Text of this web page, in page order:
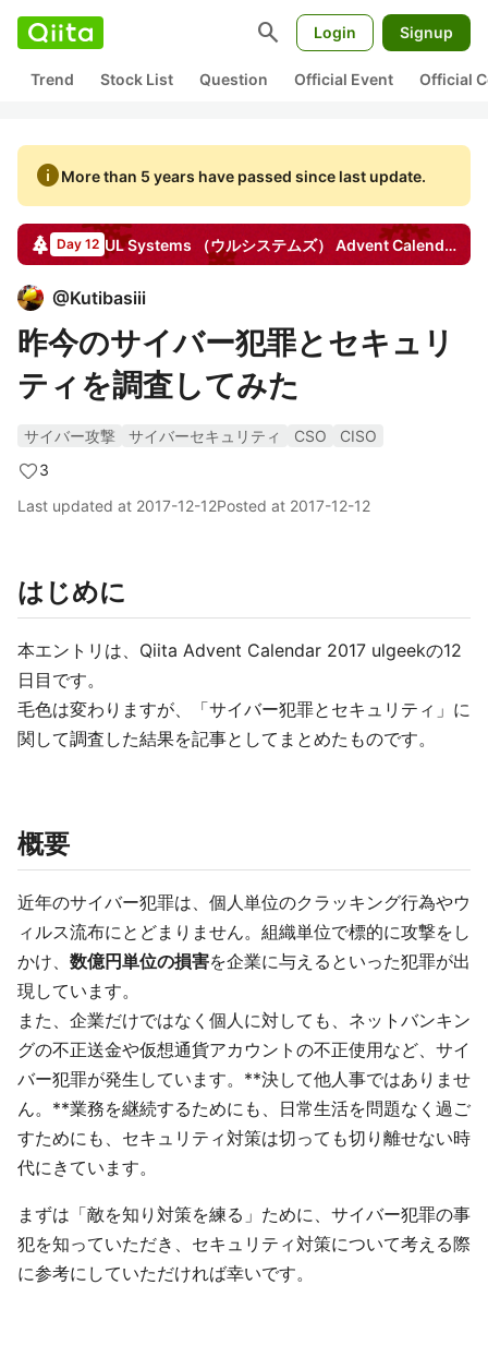
search Login Signup
Trend Stock List Question Official Event Official
infoMore than 5 years have passed since last update.
Day 12 UL Systems （ウルシステムズ） Advent Calendar
@Kutibasiii
昨今のサイバー犯罪とセキュリ
ティを調査してみた
サイバー攻撃 サイバーセキュリティ CSO
CISO
3
Last updated at 2017-12-12Posted at 2017-12-12
はじめに
本エントリは、Qiita Advent Calendar 2017 ulgeekの12
日目です。
毛色は変わりますが、「サイバー犯罪とセキュリティ」に
関して調査した結果を記事としてまとめたものです。
概要
近年のサイバー犯罪は、個人単位のクラッキング行為やウ
ィルス流布にとどまりません。組織単位で標的に攻撃をし
かけ、 数億円単位の損害を企業に与えるといった犯罪が出
現しています。
また、企業だけではなく個人に対しても、ネットバンキン
グの不正送金や仮想通貨アカウントの不正使用など、サイ
バー犯罪が発生しています。**決して他人事ではありませ
ん。**業務を継続するためにも、日常生活を問題なく過ご
すためにも、セキュリティ対策は切っても切り離せない時
代にきています。
まずは「敵を知り対策を練る」ために、サイバー犯罪の事
犯を知っていただき、セキュリティ対策について考える際
に参考にしていただければ幸いです。